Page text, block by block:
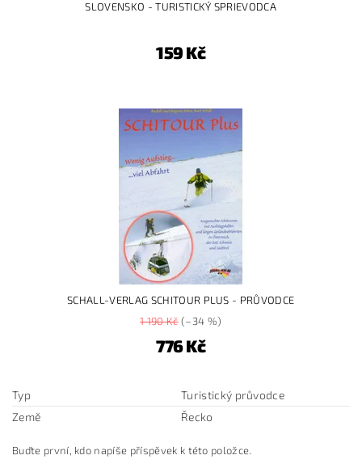
SLOVENSKO - TURISTICKÝ SPRIEVODCA
159 Kč
SCHALL-VERLAG SCHITOUR PLUS - PRŮVODCE
1 190 Kč(–34 %)
776 Kč
Typ
Turistický průvodce
Země
Řecko
Buďte první, kdo napíše příspěvek k této položce.